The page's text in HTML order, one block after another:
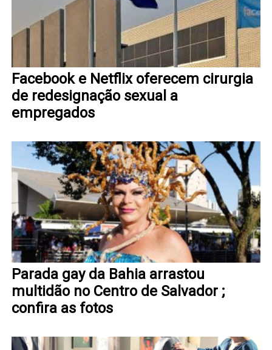
Facebook e Netflix oferecem cirurgia
de redesignação sexual a
empregados
Parada gay da Bahia arrastou
multidão no Centro de Salvador ;
confira as fotos